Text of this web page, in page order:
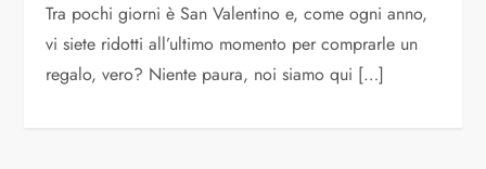
Tra pochi giorni è San Valentino e, come ogni anno,
vi siete ridotti all’ultimo momento per comprarle un
regalo, vero? Niente paura, noi siamo qui […]